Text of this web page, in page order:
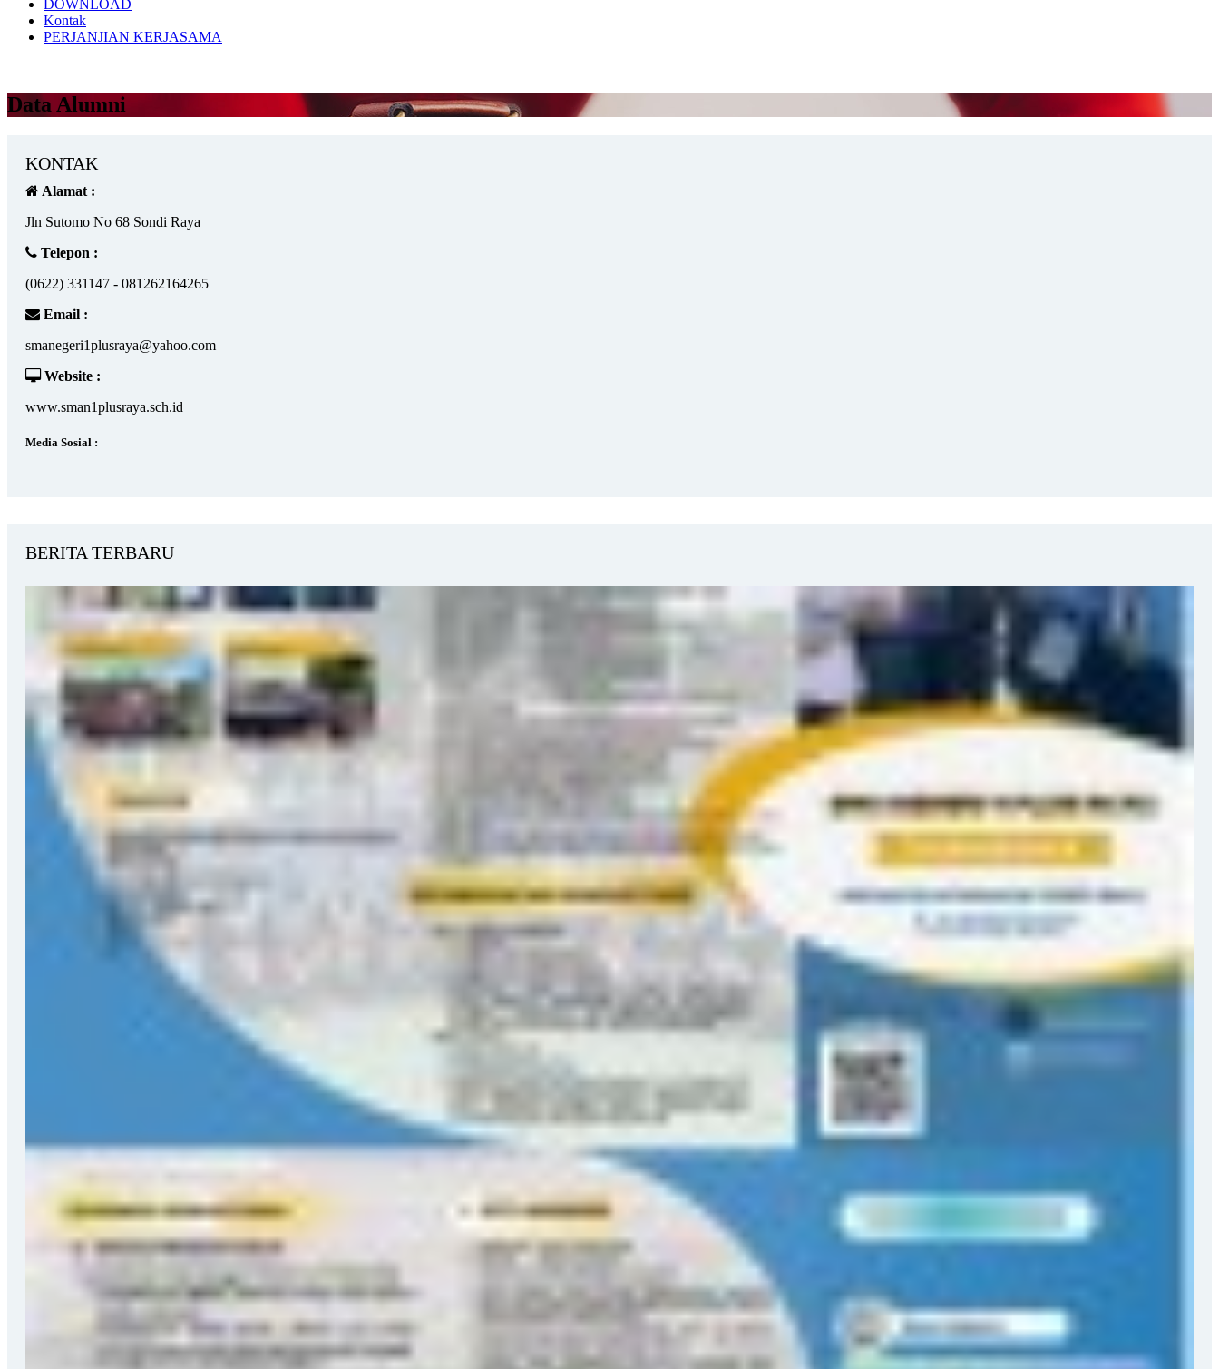
DOWNLOAD
Kontak
PERJANJIAN KERJASAMA
Data Alumni
KONTAK
Alamat :
Jln Sutomo No 68 Sondi Raya
Telepon :
(0622) 331147 - 081262164265
Email :
smanegeri1plusraya@yahoo.com
Website :
www.sman1plusraya.sch.id
Media Sosial :
BERITA TERBARU